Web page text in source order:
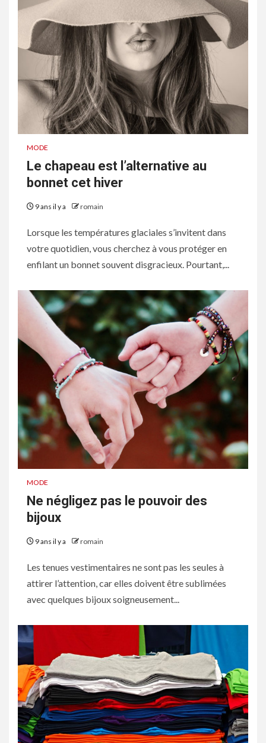
MODE
Le chapeau est l’alternative au
bonnet cet hiver
9 ans il y a romain
Lorsque les températures glaciales s’invitent dans
votre quotidien, vous cherchez à vous protéger en
enfilant un bonnet souvent disgracieux. Pourtant,...
MODE
Ne négligez pas le pouvoir des
bijoux
9 ans il y a romain
Les tenues vestimentaires ne sont pas les seules à
attirer l’attention, car elles doivent être sublimées
avec quelques bijoux soigneusement...